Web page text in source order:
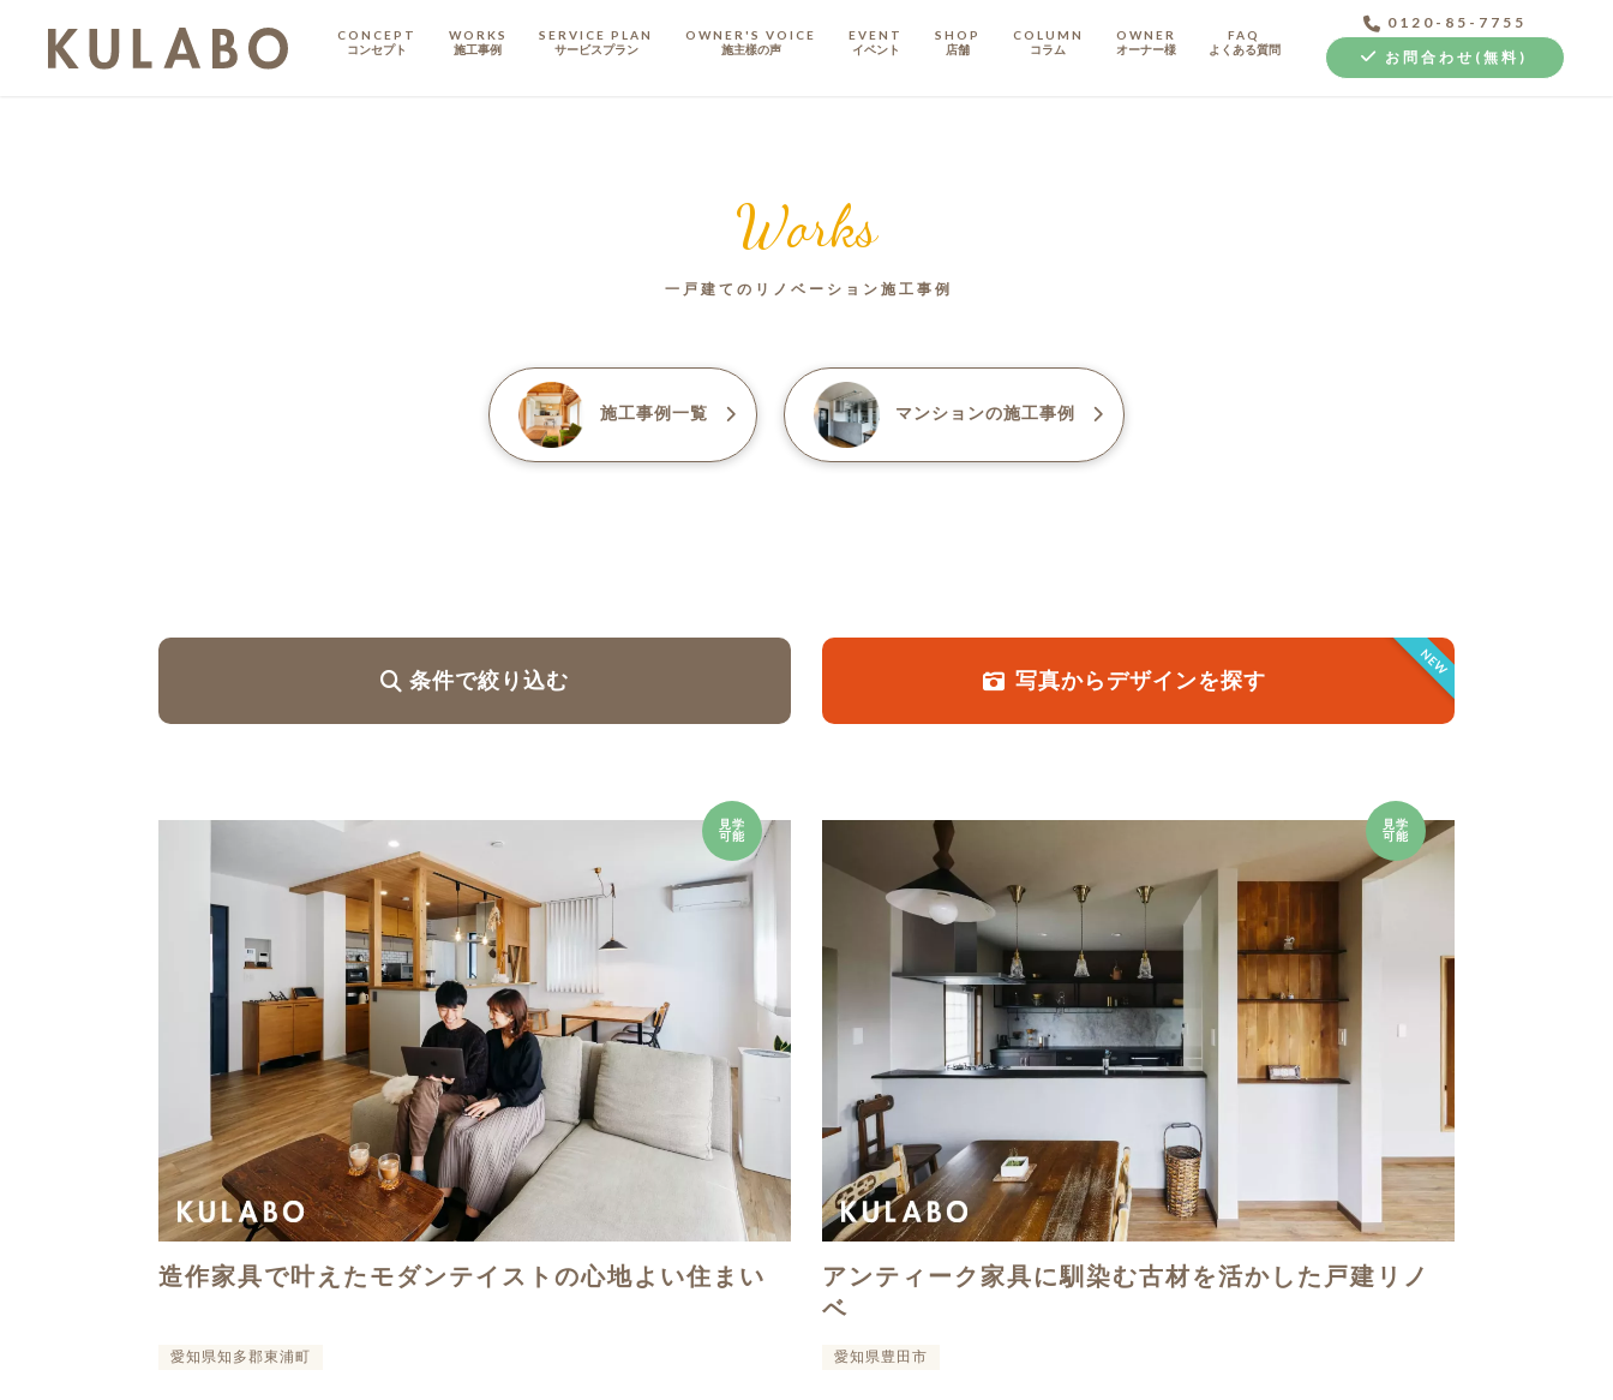
CONCEPT
コンセプト
WORKS
施工事例
SERVICE PLAN
サービスプラン
OWNER'S VOICE
施主樣の声
EVENT
イベント
SHOP
店舗
COLUMN
コラム
OWNER
オーナー様
FAQ
よくある質問
0120-85-7755
お問合わせ(無料)
Works
一戸建てのリノベーション施工事例
施工事例一覧 マンションの施工事例
条件で絞り込む
NEW
写真からデザインを探す
見学
可能
造作家具で叶えたモダンテイストの心地よい住まい
愛知県知多郡東浦町
見学
可能
アンティーク家具に馴染む古材を活かした戸建リノ
ベ
愛知県豊田市